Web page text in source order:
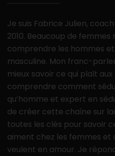
Je suis Fabrice Julien,
2010. Beaucoup de
comprendre les hommes
masculine. Mon franc-
mieux savoir ce qui plaît
comprendre comment
qu’homme et expert en
de créer cette chaîne sur
toutes les clés pour savoir
aiment chez les femmes et
veulent en amour. Je